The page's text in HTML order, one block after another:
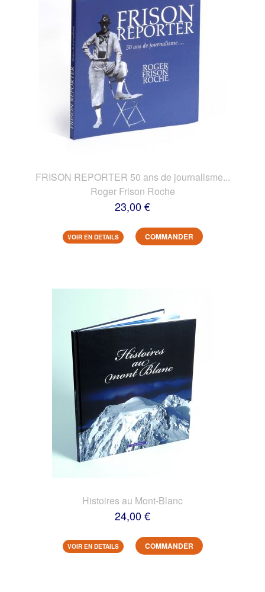
FRISON REPORTER 50 ans de journalisme...
Roger Frison Roche
23,00 €
VOIR EN DETAILS COMMANDER
Histoires au Mont-Blanc
24,00 €
VOIR EN DETAILS COMMANDER